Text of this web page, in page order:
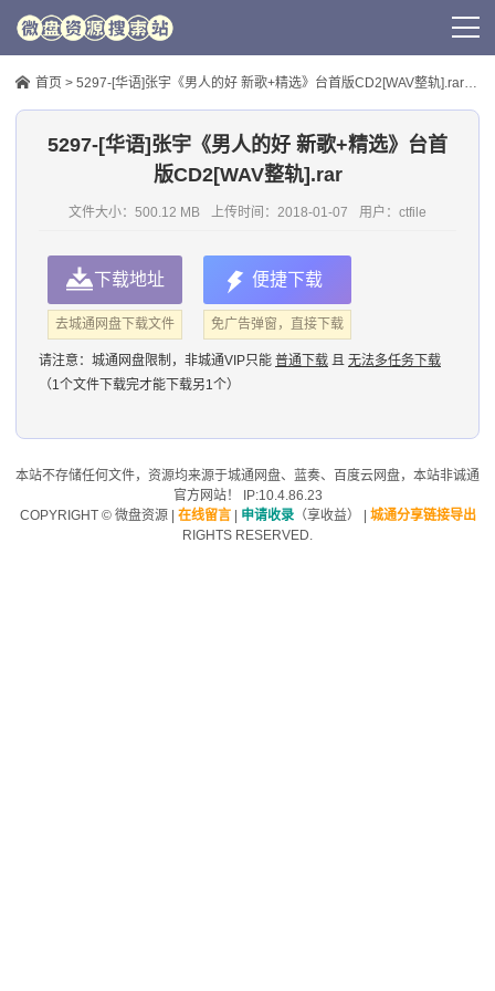
首页 > 5297-[华语]张宇《男人的好 新歌+精选》台首版CD2[WAV整轨].rar> 文
5297-[华语]张宇《男人的好 新歌+精选》台首
版CD2[WAV整轨].rar
文件大小：500.12 MB 上传时间： 2018-01-07 用户： ctfile
下载地址
去城通网盘下载文件
便捷下载
免广告弹窗，直接下载
请注意： 城通网盘限制，非城通VIP只能 普通下载 且 无法多任务下载
（1个文件下载完才能下载另1个）
本站不存储任何文件，资源均来源于城通网盘、蓝奏、 百度云网盘，本站非诚通
官方网站！ IP:10.4.86.23
COPYRIGHT © 微盘资源| 在线留言| 申请收录（享收益）
城通分享链接导出
RIGHTS RESERVED.